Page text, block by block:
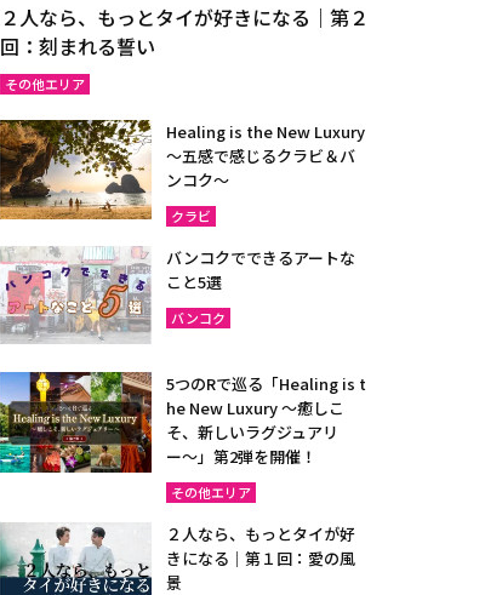
２人なら、もっとタイが好きになる｜第２
回：刻まれる誓い
その他エリア
Healing is the New Luxury
～五感で感じるクラビ＆バ
ンコク～
クラビ
バンコクでできるアートな
こと5選
バンコク
5つのRで巡る「Healing is t
he New Luxury ～癒しこ
そ、新しいラグジュアリ
ー〜」第2弾を開催！
その他エリア
２人なら、もっとタイが好
きになる｜第１回：愛の風
景